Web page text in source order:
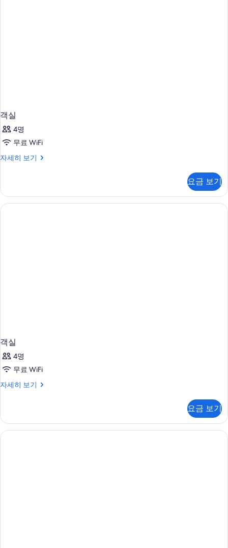
객실
4명
무료 WiFi
자세히 보기
객
히
보
기
요금 보기
객실
4명
무료 WiFi
자세히 보기
객
히
보
기
요금 보기